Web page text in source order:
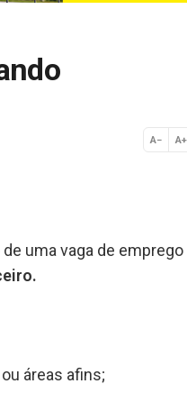
A− A+
Normal
uma vaga de emprego
.
áreas afins;